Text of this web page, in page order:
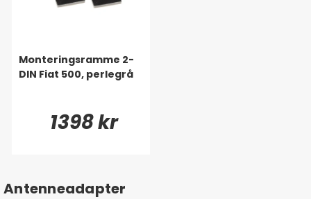
Monteringsramme 2-
DIN Fiat 500, perlegrå
1398 kr
Antenneadapter